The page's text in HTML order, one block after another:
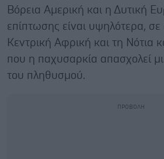
Βόρεια Αμερική και η Δυτική
επίπτωσης είναι υψηλότερα,
Κεντρική Αφρική και τη Νότια
που η παχυσαρκία απασχολεί
του πληθυσμού.